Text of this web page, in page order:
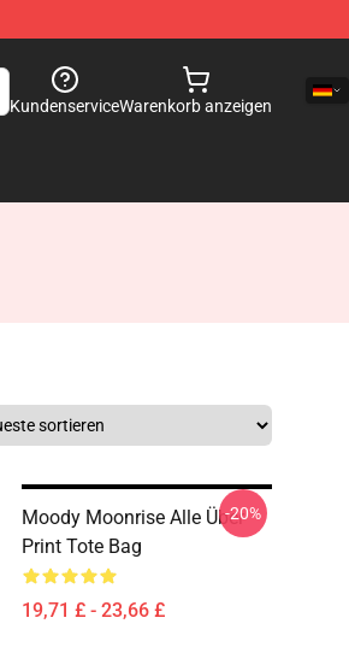
KundenserviceWarenkorb anzeigen
Moody Moonrise Alle Über
Print Tote Bag
19,71 £ - 23,66 £
-20%